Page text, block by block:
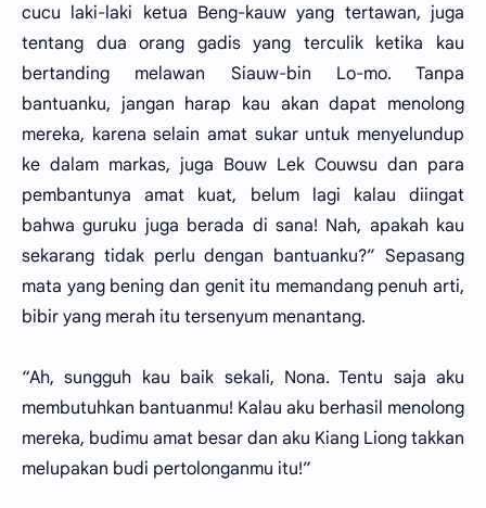
cucu laki-laki ketua Beng-kauw yang tertawan, juga
tentang dua orang gadis yang terculik ketika kau
bertanding melawan Siauw-bin Lo-mo. Tanpa
bantuanku, jangan harap kau akan dapat menolong
mereka, karena selain amat sukar untuk menyelundup
ke dalam markas, juga Bouw Lek Couwsu dan para
pembantunya amat kuat, belum lagi kalau diingat
bahwa guruku juga berada di sana! Nah, apakah kau
sekarang tidak perlu dengan bantuanku?” Sepasang
mata yang bening dan genit itu memandang penuh arti,
bibir yang merah itu tersenyum menantang.
“Ah, sungguh kau baik sekali, Nona. Tentu saja aku
membutuhkan bantuanmu! Kalau aku berhasil menolong
mereka, budimu amat besar dan aku Kiang Liong takkan
melupakan budi pertolonganmu itu!”